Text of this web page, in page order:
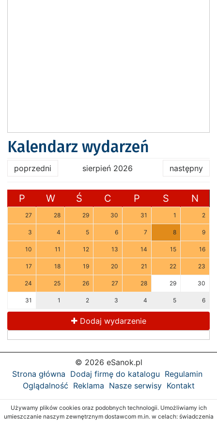
Kalendarz wydarzeń
poprzedni sierpień 2026 następny
P W Ś C P S N
27 28 29 30 31 1 2
3 4 5 6 7 8 9
10 11 12 13 14 15 16
17 18 19 20 21 22 23
24 25 26 27 28 29 30
31 1 2 3 4 5 6
Dodaj wydarzenie
© 2026 eSanok.pl
Strona główna Dodaj firmę do katalogu Regulamin
Oglądalność Reklama Nasze serwisy Kontakt
Używamy plików cookies oraz podobnych technologii. Umożliwiamy ich
umieszczanie naszym zewnętrznym dostawcom m.in. w celach: świadczenia